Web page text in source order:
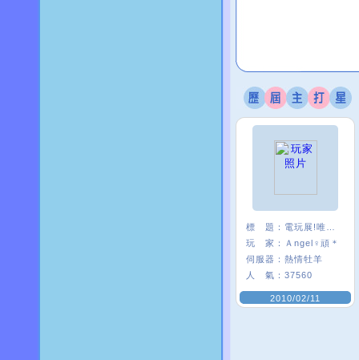
標 題：
玩 家：
Ａngel♀頑＊
伺服器： 熱情牡羊
人 氣： 37560
2010/02/11